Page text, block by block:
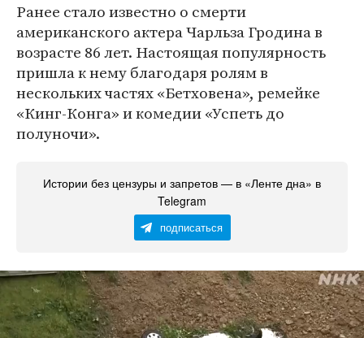
Ранее стало известно о смерти
американского актера Чарльза Гродина в
возрасте 86 лет. Настоящая популярность
пришла к нему благодаря ролям в
нескольких частях «Бетховена», ремейке
«Кинг-Конга» и комедии «Успеть до
полуночи».
Истории без цензуры и запретов — в «Ленте дна» в
Telegram
подписаться